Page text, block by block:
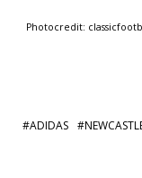
Photocredit:
ADIDAS